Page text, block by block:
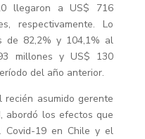
llegaron a US$ 716
respectivamente. Lo
de 82,2% y 104,1% al
millones y US$ 130
del año anterior.
asumido gerente
abordó los efectos que
19 en Chile y el